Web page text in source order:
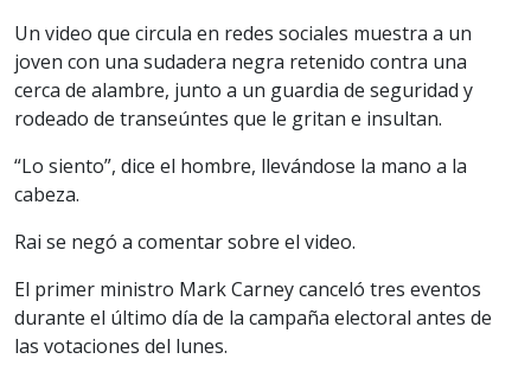
Un video que circula en redes sociales muestra a un
joven con una sudadera negra retenido contra una
cerca de alambre, junto a un guardia de seguridad y
rodeado de transeúntes que le gritan e insultan.
“Lo siento”, dice el hombre, llevándose la mano a la
cabeza.
Rai se negó a comentar sobre el video.
El primer ministro Mark Carney canceló tres eventos
durante el último día de la campaña electoral antes de
las votaciones del lunes.